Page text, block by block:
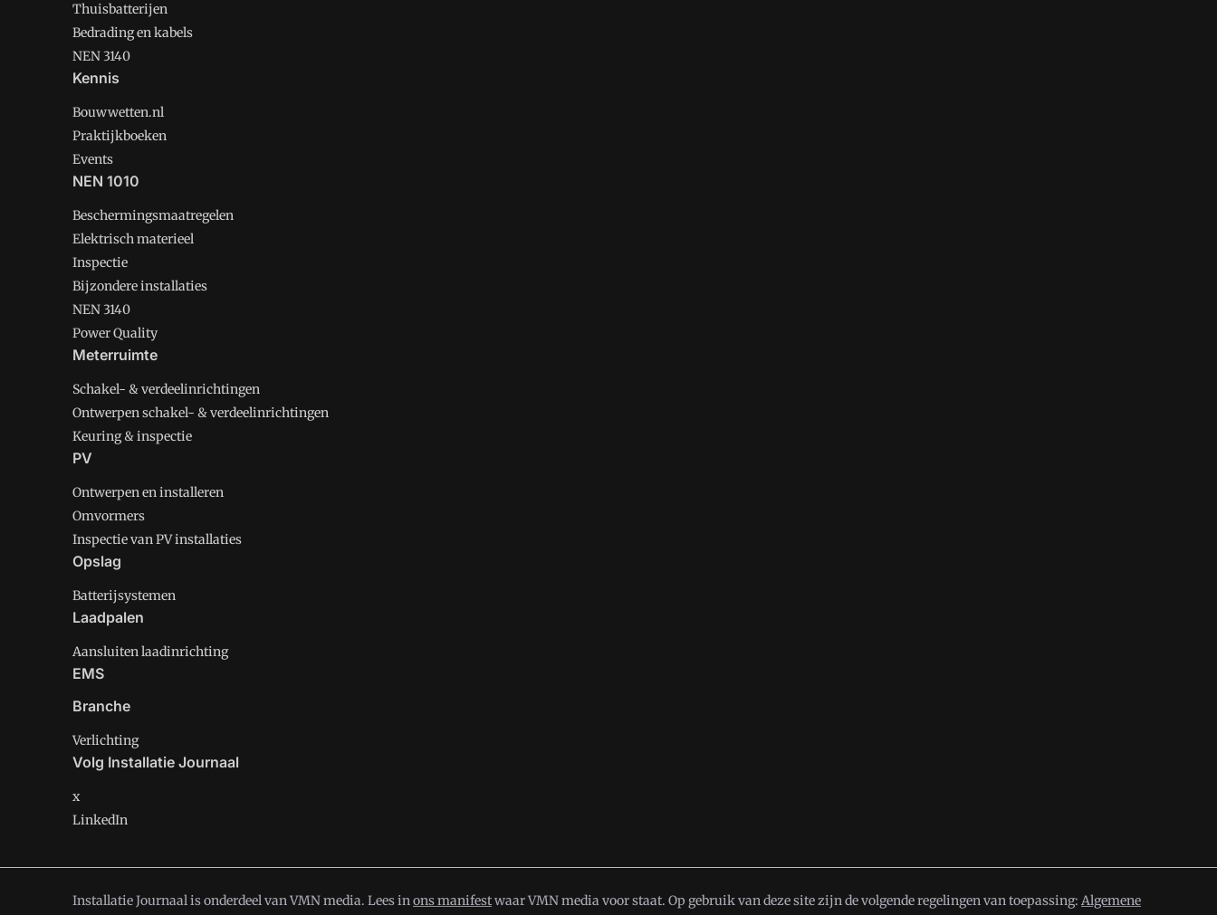
Thuisbatterijen
Bedrading en kabels
NEN 3140
Kennis
Bouwwetten.nl
Praktijkboeken
Events
NEN 1010
Beschermingsmaatregelen
Elektrisch materieel
Inspectie
Bijzondere installaties
NEN 3140
Power Quality
Meterruimte
Schakel- & verdeelinrichtingen
Ontwerpen schakel- & verdeelinrichtingen
Keuring & inspectie
PV
Ontwerpen en installeren
Omvormers
Inspectie van PV installaties
Opslag
Batterijsystemen
Laadpalen
Aansluiten laadinrichting
EMS
Branche
Verlichting
Volg Installatie Journaal
x
LinkedIn
Installatie Journaal is onderdeel van VMN media. Lees inons manifestwaar VMN media voor staat. Op gebruik van deze site zijn de volgende regelingen van toepassing: Algemene